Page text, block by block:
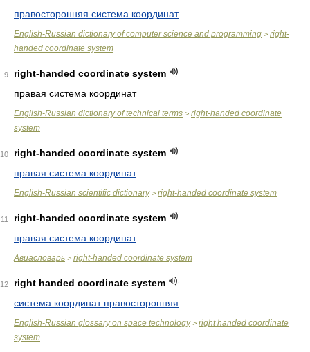
правосторонняя система координат
English-Russian dictionary of computer science and programming > right-
handed coordinate system
9
right-handed coordinate system
правая система координат
English-Russian dictionary of technical terms > right-handed coordinate
system
10
right-handed coordinate system
правая система координат
English-Russian scientific dictionary> right-handed coordinate system
11
right-handed coordinate system
правая система координат
Авиасловарь > right-handed coordinate system
12
right handed coordinate system
система координат правосторонняя
English-Russian glossary on space technology> right handed coordinate
system